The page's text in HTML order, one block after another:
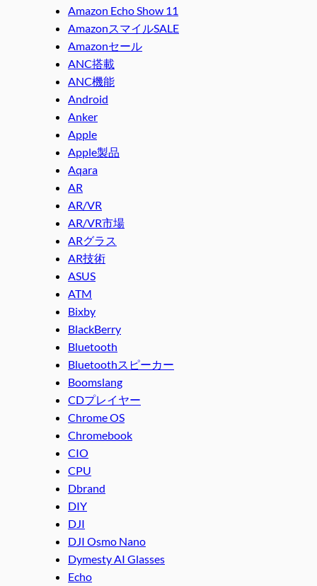
Amazon Echo Show 11
AmazonスマイルSALE
Amazonセール
ANC搭載
ANC機能
Android
Anker
Apple
Apple製品
Aqara
AR
AR/VR
AR/VR市場
ARグラス
AR技術
ASUS
ATM
Bixby
BlackBerry
Bluetooth
Bluetoothスピーカー
Boomslang
CDプレイヤー
Chrome OS
Chromebook
CIO
CPU
Dbrand
DIY
DJI
DJI Osmo Nano
Dymesty AI Glasses
Echo